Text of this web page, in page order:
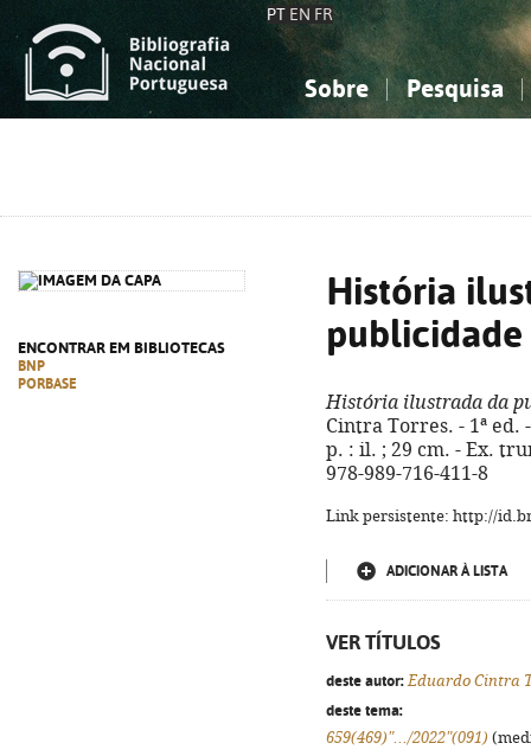
PT EN FR
Sobre Pesquisa
ENCONTRAR EM BIBLIOTECAS
BNP
PORBASE
História
História ilustrada da
Cintra Torres. - 1ª ed.
p. : il. ; 29 cm. - Ex.
978-989-716-411-8
Link persistente: http://
ADICIONAR À LISTA
VER TÍTULOS
deste autor: Eduardo Cintra
deste tema:
659(469)".../2022"(091)